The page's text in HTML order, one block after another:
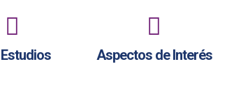
Aspectos de Interés